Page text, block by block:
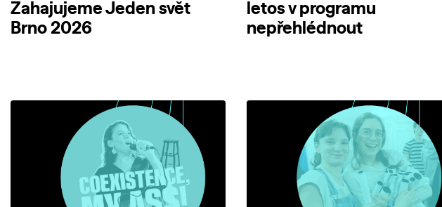
Zahajujeme Jeden svět
Brno 2026
letos v programu
nepřehlédnout